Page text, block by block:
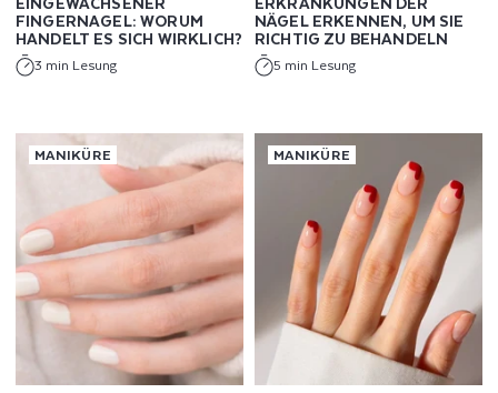
FINGERNAGEL: WORUM
HANDELT ES SICH WIRKLICH?
3 min Lesung
NÄGEL ERKENNEN, UM SIE
RICHTIG ZU BEHANDELN
5 min Lesung
MANIKÜRE MANIKÜRE